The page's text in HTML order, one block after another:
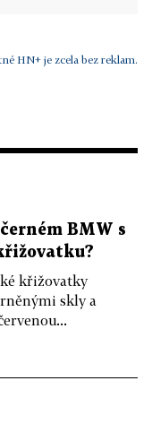
HN+ je zcela bez reklam.
BMW s
křižovatky
skly a